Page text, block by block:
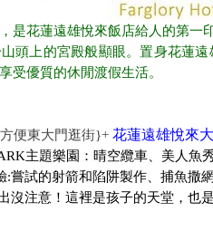
是花蓮遠雄悅來飯店給人的第
頭上的宮殿般顯眼。置身花蓮
受優質的休閒渡假生活。
便東大門逛街}+ 花蓮遠雄悅來
主題樂園：晴空纜車、美人魚
:嘗試的射箭和陷阱製作、捕魚撒
沒注意！這裡是孩子的天堂，也